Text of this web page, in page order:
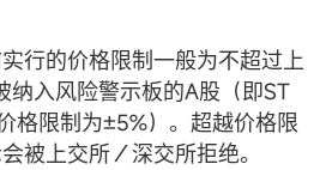
行的价格限制一般为不超过上
纳入风险警示板的A股（即ST
格限制为±5%）。超越价格限
被上交所／深交所拒绝。